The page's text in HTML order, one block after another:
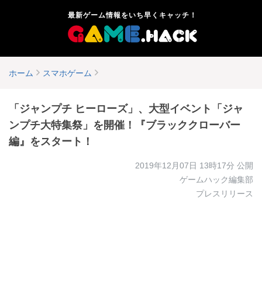
最新ゲーム情報をいち早くキャッチ！
ホーム スマホゲーム
「ジャンプチ ヒーローズ」、大型イベント「ジャ
ンプチ大特集祭」を開催！『ブラッククローバー
編』をスタート！
2019年12月07日 13時17分 公開
ゲームハック編集部
プレスリリース